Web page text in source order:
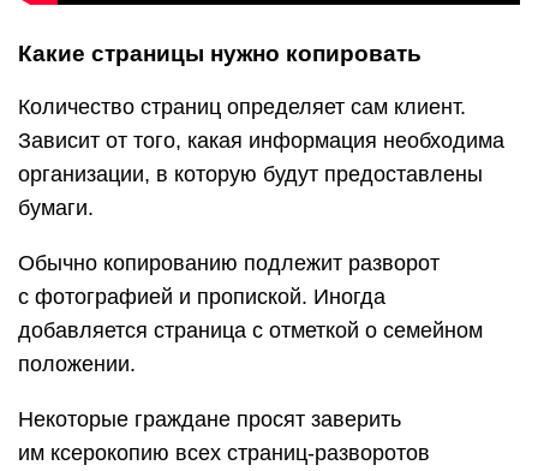
Какие страницы нужно копировать
Количество страниц определяет сам клиент.
Зависит от того, какая информация необходима
организации, в которую будут предоставлены
бумаги.
Обычно копированию подлежит разворот
с фотографией и пропиской. Иногда
добавляется страница с отметкой о семейном
положении.
Некоторые граждане просят заверить
им ксерокопию всех страниц-разворотов